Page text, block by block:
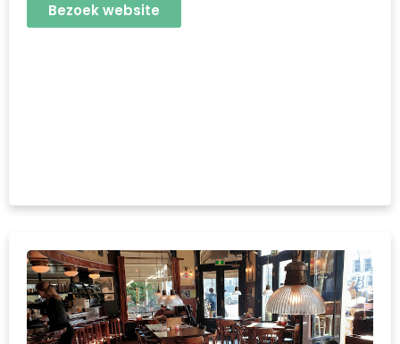
Bezoek website